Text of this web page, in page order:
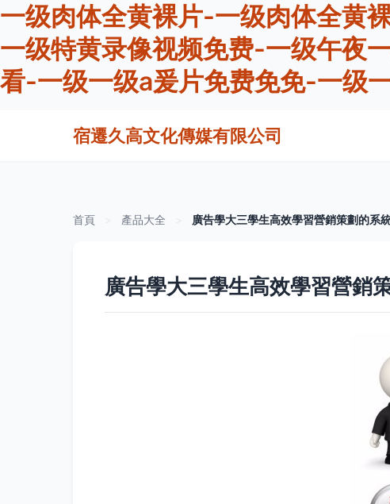
一级肉体全黄裸片-一级肉体全黄
一级特黄录像视频免费-一级午夜
看-一级一级a爰片免费免免-一级
宿遷久高文化傳媒有限公司
首頁 產品大全 廣告學大三學生高效學習營銷策劃的系
廣告學大三學生高效學習營銷